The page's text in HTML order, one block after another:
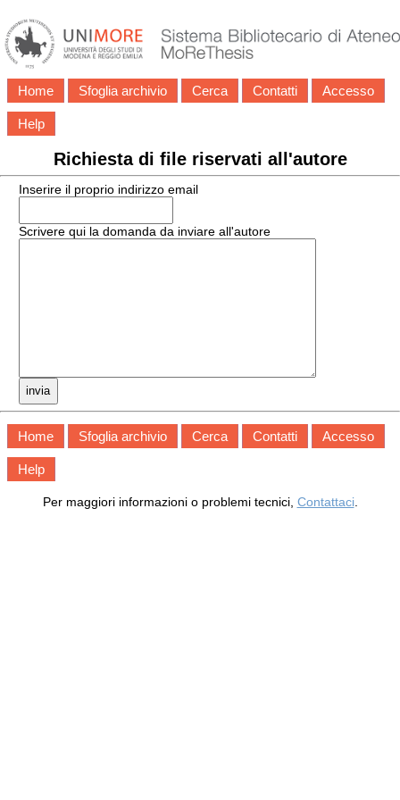
Home Sfoglia archivio Cerca Contatti Accesso
Help
Richiesta di file riservati all'autore
Inserire il proprio indirizzo email
Scrivere qui la domanda da inviare all'autore
Home Sfoglia archivio Cerca Contatti Accesso
Help
Per maggiori informazioni o problemi tecnici, Contattaci.